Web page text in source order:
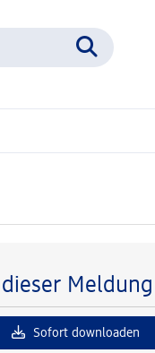
Sofort downloaden